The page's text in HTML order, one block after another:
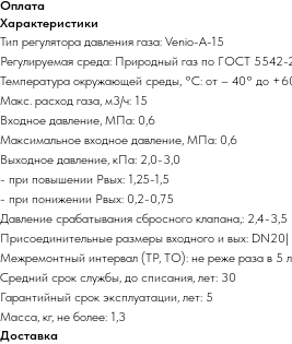
Оплата
Характеристики
Тип регулятора давления газа: Venio-A-15
Регулируемая среда: Природный газ по ГОСТ 5542-
Температура окружающей среды, °C: от – 40° до
Макс. расход газа, м3/ч: 15
Входное давление, МПа: 0,6
Максимальное входное давление, МПа: 0,6
Выходное давление, кПа: 2,0-3,0
- при повышении Рвых: 1,25-1,5
- при понижении Рвых: 0,2-0,75
Давление срабатывания сбросного клапана,: 2,4-3,5
Присоединительные размеры входного и вых:
Межремонтный интервал (ТР, ТО): не реже раза в 5
Средний срок службы, до списания, лет: 30
Гарантийный срок эксплуатации, лет: 5
Масса, кг, не более: 1,3
Доставка